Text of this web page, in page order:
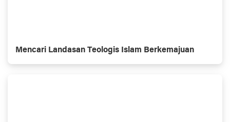
Mencari Landasan Teologis Islam Berkemajuan